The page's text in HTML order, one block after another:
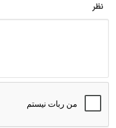
نظر